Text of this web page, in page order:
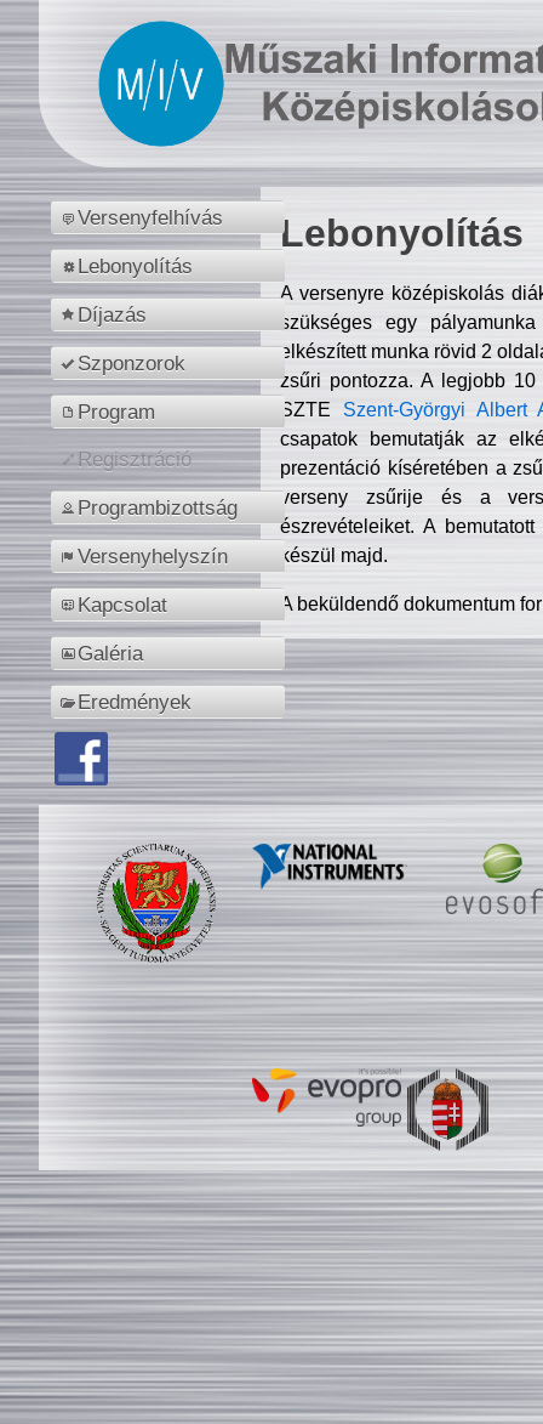
Versenyfelhívás
Lebonyolítás
Díjazás
Szponzorok
Program
Regisztráció
Programbizottság
Versenyhelyszín
Kapcsolat
Galéria
Eredmények
Lebonyolítás
A versenyre középiskolás
szükséges egy
elkészített munka rövid 2
zsűri pontozza. A legjobb
SZTE Szent-Györgyi Albert
csapatok bemutatják az
prezentáció kíséretében a
verseny zsűrije és a
észrevételeiket. A
készül majd.
A beküldendő dokumentum